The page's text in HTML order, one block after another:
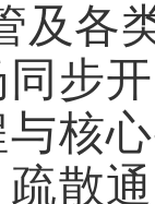
及各
步
核
散